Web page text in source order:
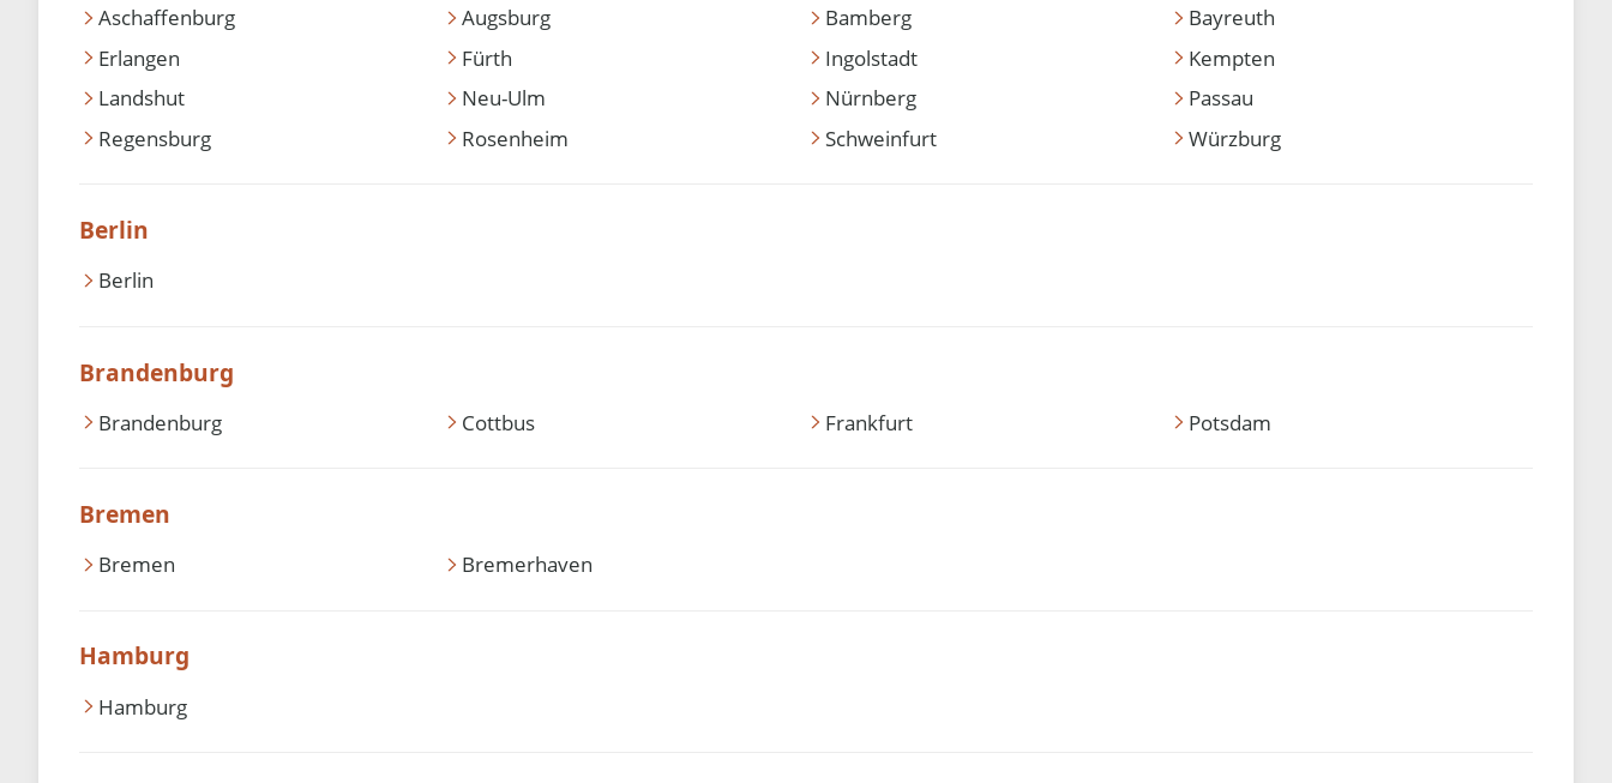
Aschaffenburg Augsburg Bamberg
Bayreuth
Erlangen
Fürth Ingolstadt
Kempten
Landshut
Neu-Ulm Nürnberg
Passau
Regensburg
Rosenheim Schweinfurt Würzburg
Berlin
Berlin
Brandenburg
Brandenburg Cottbus Frankfurt Potsdam
Bremen
Bremen Bremerhaven
Hamburg
Hamburg